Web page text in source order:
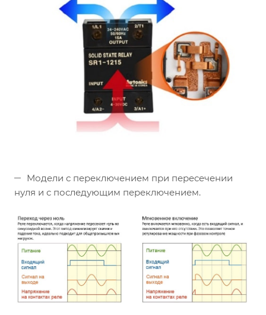
Модели с переключением при пересечении
нуля и с последующим переключением.